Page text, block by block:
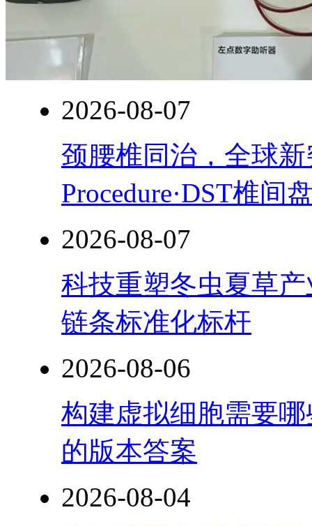
2026-08-07
颈腰椎同治，全球
Procedure·DST椎间
2026-08-07
科技重塑冬虫夏草
链条标准化标杆
2026-08-06
构建虚拟细胞需要
的版本答案
2026-08-04